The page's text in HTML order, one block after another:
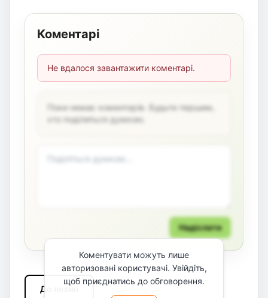
Коментарі
Не вдалося завантажити коментарі.
Поки немає коментарів. Будьте першим,
хто поділиться думкою.
Надіслати
Коментувати можуть лише
авторизовані користувачі. Увійдіть,
щоб приєднатись до обговорення.
До новин